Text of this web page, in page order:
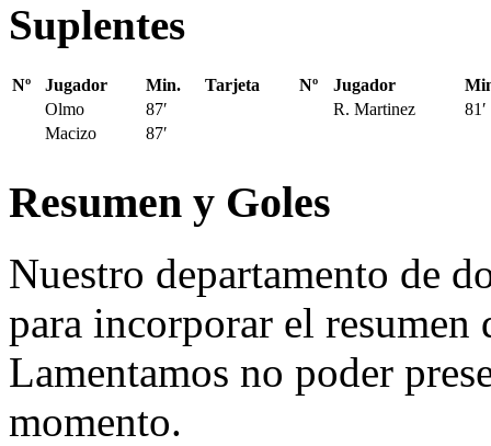
Suplentes
Nº Jugador Min. Tarjeta Nº Jugador
Olmo
87′ R. Martinez
81′
Macizo
87′
Resumen y Goles
Nuestro departamento de
para incorporar el
Lamentamos no poder
momento.